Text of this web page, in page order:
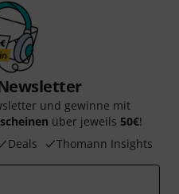
und gewinne mit
über jeweils 50€!
Deals Thomann Insights